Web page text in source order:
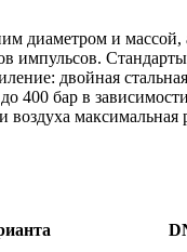
диаметром и
двойная
400 бар в
максимальная